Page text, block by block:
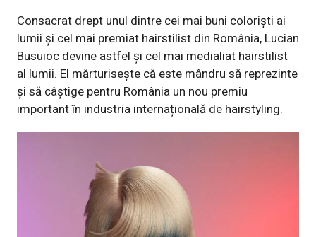
Consacrat drept unul dintre cei mai buni coloriști ai
lumii și cel mai premiat hairstilist din România, Lucian
Busuioc devine astfel și cel mai medialiat hairstilist
al lumii. El mărturisește că este mândru să reprezinte
și să câștige pentru România un nou premiu
important în industria internațională de hairstyling.